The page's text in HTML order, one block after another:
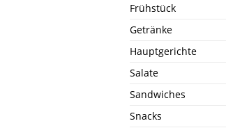
Frühstück
Getränke
Hauptgerichte
Salate
Sandwiches
Snacks